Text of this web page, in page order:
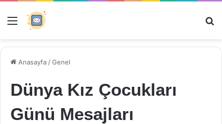
Menü
Anasayfa /Genel
Dünya Kız Çocukları
Günü Mesajları